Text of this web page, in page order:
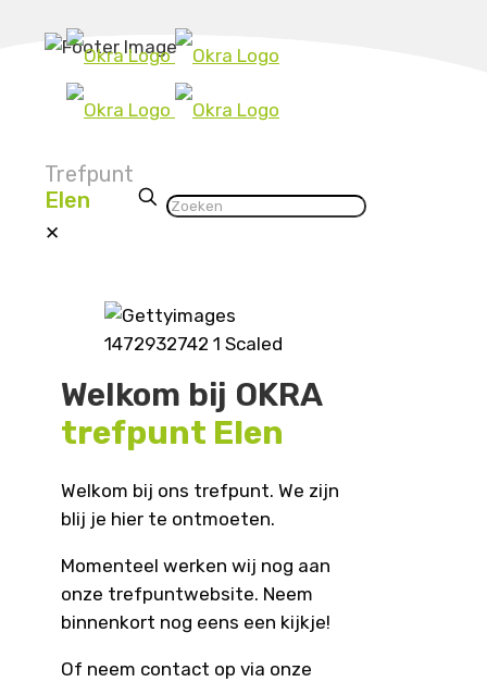
Trefpunt
Elen
✕
Welkom bij OKRA
trefpunt Elen
Welkom bij ons trefpunt. We zijn
blij je hier te ontmoeten.
Momenteel werken wij nog aan
onze trefpuntwebsite. Neem
binnenkort nog eens een kijkje!
Of neem contact op via onze